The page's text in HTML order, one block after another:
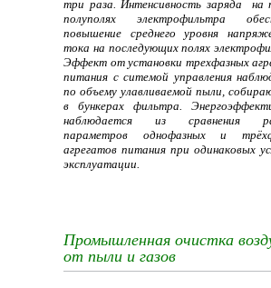
три раза. Интенсивность заряда на
полуполях электрофильтра
повышение среднего уровня
тока на последующих полях
Эффект от установки трехфазных
питания с ситемой управления
по объему улавливаемой пыли,
в бункерах фильтра.
наблюдается из сравнения
параметров однофазных и
агрегатов питания при одинаковых
эксплуатации.
Промышленная очистка
от пыли и газов